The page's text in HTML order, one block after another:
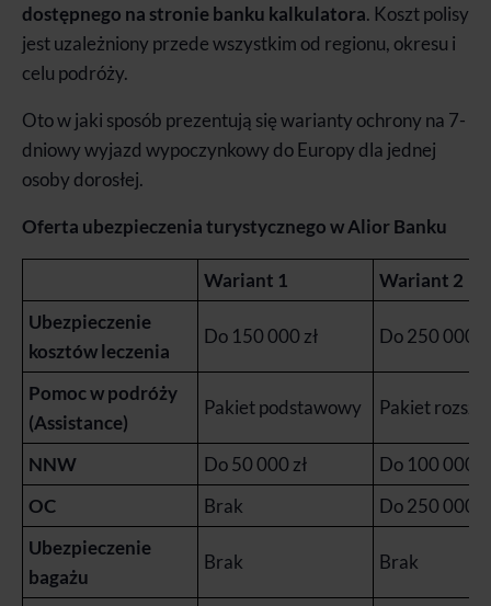
dostępnego na stronie banku kalkulatora. Koszt polisy
jest uzależniony przede wszystkim od regionu, okresu i
celu podróży.
Oto w jaki sposób prezentują się warianty ochrony na 7-
dniowy wyjazd wypoczynkowy do Europy dla jednej
osoby dorosłej.
Oferta ubezpieczenia turystycznego w Alior Banku
Wariant 1
Wariant 2
Ubezpieczenie
kosztów leczenia
Do 150 000 zł Do 250 000
Pomoc w podróży
(Assistance)
Pakiet podstawowy Pakiet
NNW Do 50 000 zł
Do 100 000
OC
Brak
Do 250 000
Ubezpieczenie
bagażu
Brak Brak